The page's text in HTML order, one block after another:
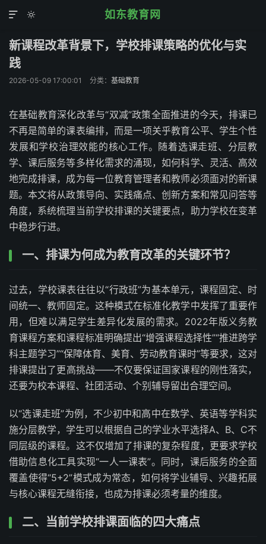
如东教育网


新课程改革背景下，学校排课策略的优化与实
践
2026-05-09 17:00:01 分类： 基础教育
在基础教育深化改革与“双减”政策全面推进的今天，排课已
不再是简单的课表编排，而是一项关乎教育公平、学生个性
发展和学校治理效能的核心工作。随着选课走班、分层教
学、课后服务等多样化需求的涌现，如何科学、灵活、高效
地完成排课，成为每一位教育管理者和教师必须面对的新课
题。本文将从政策导向、实践痛点、创新方案和常见问答等
角度，系统梳理当前学校排课的关键要点，助力学校在变革
中稳步行进。
一、排课为何成为教育改革的关键环节？
过去，学校课表往往以“行政班”为基本单元，课程固定、时
间统一、教师固定。这种模式在标准化教学中发挥了重要作
用，但难以满足学生差异化发展的需求。2022年版义务教
育课程方案和课程标准明确提出“增强课程选择性”“推进跨学
科主题学习”“保障体育、美育、劳动教育课时”等要求，这对
排课提出了更高挑战——不仅要保证国家课程的刚性落实，
还要为校本课程、社团活动、个别辅导留出合理空间。
以“选课走班”为例，不少初中和高中在数学、英语等学科实
施分层教学，学生可以根据自己的学业水平选择A、B、C不
同层级的课程。这不仅增加了排课的复杂程度，更要求学校
借助信息化工具实现“一人一课表”。同时，课后服务的全面
覆盖使得“5+2”模式成为常态，如何将学业辅导、兴趣拓展
与核心课程无缝衔接，也成为排课必须考量的维度。
二、当前学校排课面临的四大痛点